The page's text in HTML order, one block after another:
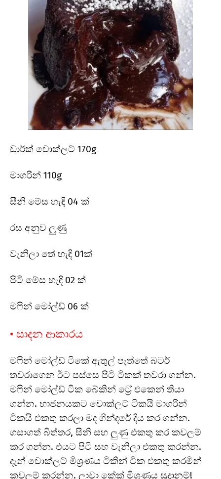
ඩාර්ක් චොක්ලට් 170g
මාගරින් 110g
සීනි මේස හැඳි 04 ක්
රස අනුව ලුණු
වැනිලා තේ හැඳි 01ක්
පිටි මේස හැඳි 02 ක්
මෆින් මෝල්ඩ් 06 ක්
• සාදන ආකාරය
මෆින් මෝල්ඩ් ටිකේ ඇතුල් පැත්තේ බටර්
තවරාගෙන ඊට පස්සෙ පිටි ටිකක් තවරා ගන්න.
මෆින් මෝල්ඩ් ටික බේකින් ට්‍රේ එකෙන් තියා
ගන්න. භාජනයකට චොක්ලට් ටිකයි මාගරින්
ටිකයි එකතු කරලා මද ගින්දරේ දිය කර ගන්න.
ගසාගත් බිත්තර, සීනි සහ ලුණු එකතු කර කවලම්
කර ගන්න. එයට පිටි සහ වැනිලා එකතු කරන්න.
දැන් චොක්ලට් මිශ්‍රණය ටිකින් ටික එකතු කරමින්
කවලම් කරන්න. ලාවා කේක් මිශ්‍රණය සූදානම්!